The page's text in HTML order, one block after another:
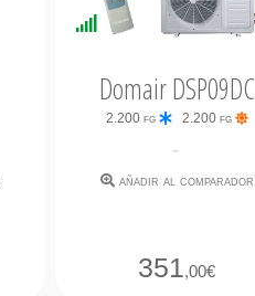
Disponibilidad
Domair DSP09DC
2.200 fg 2.200 fg
-
añadir al comparador
351,00€